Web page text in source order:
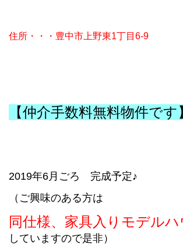
住所・・・豊中市上野東1丁目6-9
【仲介手数料無料物件です
2019年6月ごろ 完成予定♪
（ご興味のある方は
同仕様、 家具入りモデルハ
していますので是非）